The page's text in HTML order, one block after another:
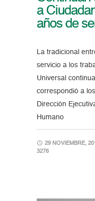
a
años de
La tradicional
servicio a los
Universal
correspondió a
Dirección
Humano
29 NOVIEMBRE,
3276